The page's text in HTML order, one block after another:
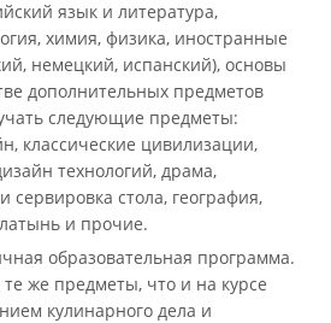
язык и литература,
химия, физика, иностранные
немецкий, испанский), основы
дополнительных предметов
следующие предметы:
классические цивилизации,
технологий, драма,
сервировка стола, география,
и прочие.
образовательная программа.
же предметы, что и на курсе
кулинарного дела и